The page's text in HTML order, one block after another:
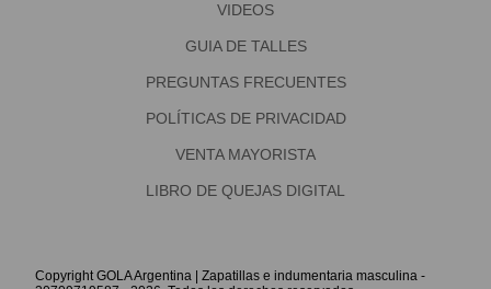
VIDEOS
GUIA DE TALLES
PREGUNTAS FRECUENTES
POLÍTICAS DE PRIVACIDAD
VENTA MAYORISTA
LIBRO DE QUEJAS DIGITAL
Copyright GOLA Argentina | Zapatillas e indumentaria masculina -